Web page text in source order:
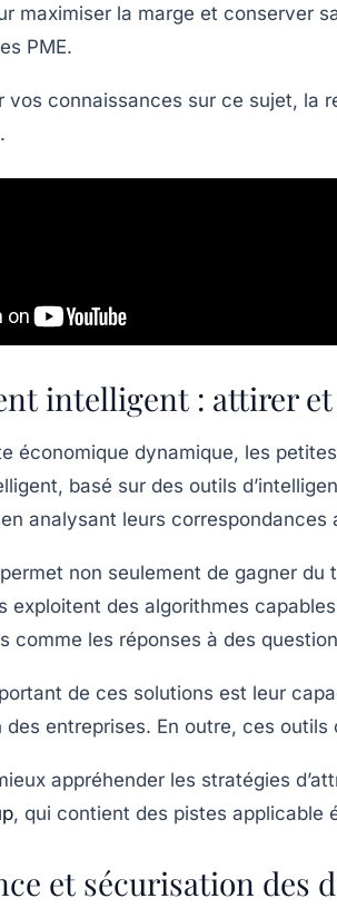
maximiser la marge et conserver
PME.
vos connaissances sur ce sujet, la
intelligent : attirer
économique dynamique, les
basé sur des outils
analysant leurs
non seulement de gagner
exploitent des algorithmes
comme les réponses à des
de ces solutions est leur
des entreprises. En outre, ces
appréhender les stratégies
, qui contient des pistes applicable
et sécurisation des